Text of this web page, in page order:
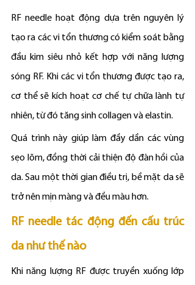
RF needle hoạt động dựa trên nguyên lý
tạo ra các vi tổn thương có kiểm soát bằng
đầu kim siêu nhỏ kết hợp với năng lượng
sóng RF. Khi các vi tổn thương được tạo ra,
cơ thể sẽ kích hoạt cơ chế tự chữa lành tự
nhiên, từ đó tăng sinh collagen và elastin.
Quá trình này giúp làm đầy dần các vùng
sẹo lõm, đồng thời cải thiện độ đàn hồi của
da. Sau một thời gian điều trị, bề mặt da sẽ
trở nên mịn màng và đều màu hơn.
RF needle tác động đến cấu trúc
da như thế nào
Khi năng lượng RF được truyền xuống lớp